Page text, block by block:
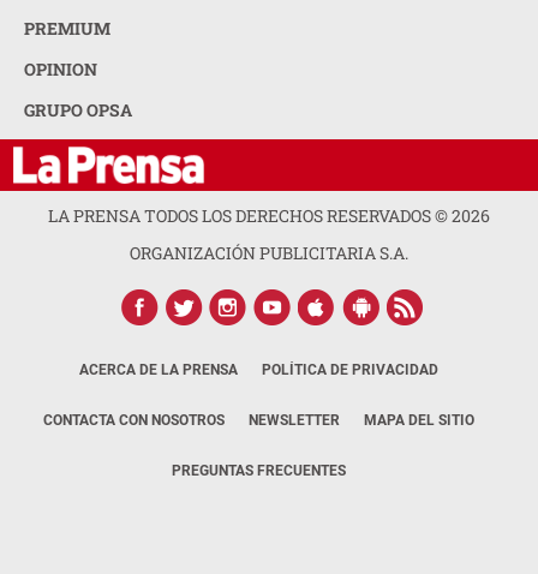
PREMIUM
OPINION
GRUPO OPSA
LA PRENSA TODOS LOS DERECHOS RESERVADOS ©2026
ORGANIZACIÓN PUBLICITARIA S.A.
ACERCA DE LA PRENSA POLÍTICA DE PRIVACIDAD
CONTACTA CON NOSOTROS NEWSLETTER MAPA DEL SITIO
PREGUNTAS FRECUENTES